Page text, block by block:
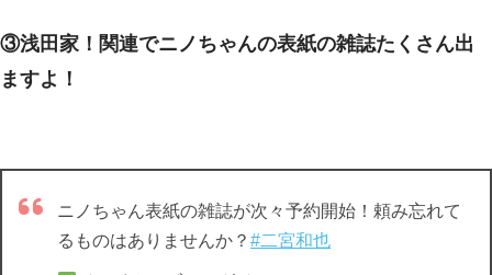
③浅田家！関連でニノちゃんの表紙の雑誌たくさん出
ますよ！
ニノちゃん表紙の雑誌が次々予約開始！頼み忘れて
るものはありませんか？ #二宮和也